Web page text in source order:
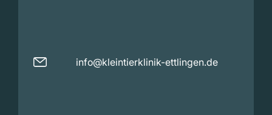
info@kleintierklinik-ettlingen.de